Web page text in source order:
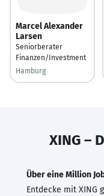
Marcel Alexander
Larsen
Seniorberater
Finanzen/Investment
Hamburg
XING –
Über eine Million
Entdecke mit XING